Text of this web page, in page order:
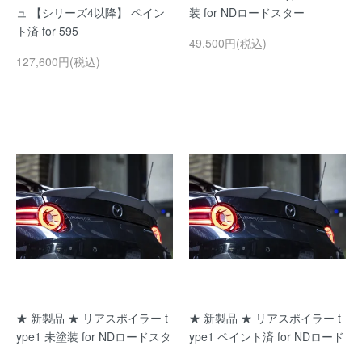
ュ 【シリーズ4以降】 ペイン
ト済 for 595
127,600円(税込)
装 for NDロードスター
49,500円(税込)
★ 新製品 ★ リアスポイラー t
ype1 未塗装 for NDロードスタ
★ 新製品 ★ リアスポイラー t
ype1 ペイント済 for NDロード